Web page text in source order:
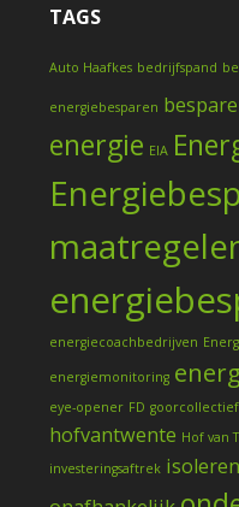
TAGS
Auto Haafkes bedrijfspand
energiebesparen
energie EIA
energiecoachbedrijven
energiemonitoring
eye-opener FD goorcollectief
hofvantwente Hof van
investeringsaftrek isoleren